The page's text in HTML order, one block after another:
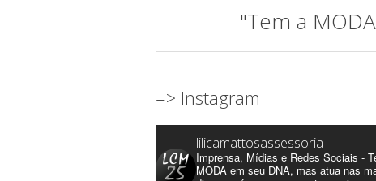
"Tem a
=> Instagram
lilicamattosassessoria
Imprensa, Mídias e Redes Sociais -
MODA em seu DNA, mas atua nas